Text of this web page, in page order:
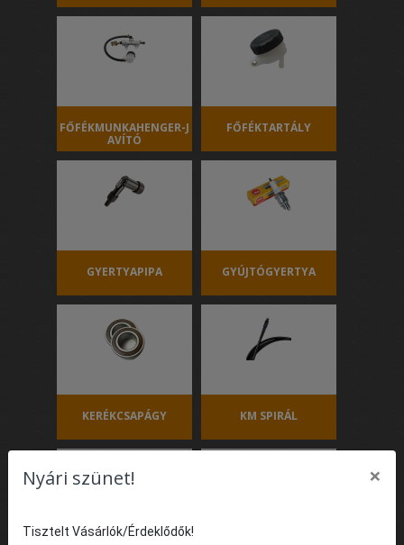
FŐFÉKMUNKAHENGER-J
AVÍTÓ
FŐFÉKTARTÁLY
GYERTYAPIPA GYÚJTÓGYERTYA
KERÉKCSAPÁGY KM SPIRÁL
Nyári szünet! ×
Tisztelt Vásárlók/Érdeklődők!